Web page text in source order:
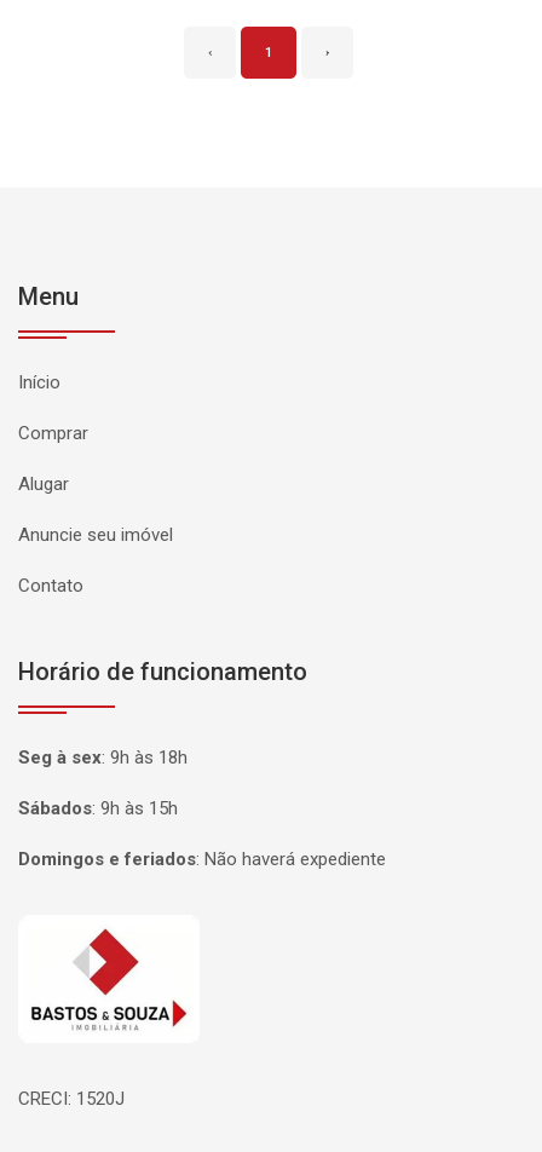
‹ 1 ›
Menu
Início
Comprar
Alugar
Anuncie seu imóvel
Contato
Horário de funcionamento
Seg à sex: 9h às 18h
Sábados: 9h às 15h
Domingos e feriados: Não haverá expediente
Página inicial
CRECI: 1520J